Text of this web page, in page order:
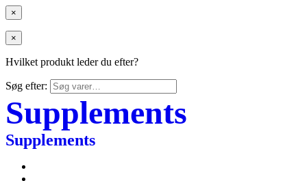
×
×
Hvilket produkt leder du efter?
Søg efter:
Supplements
Supplements